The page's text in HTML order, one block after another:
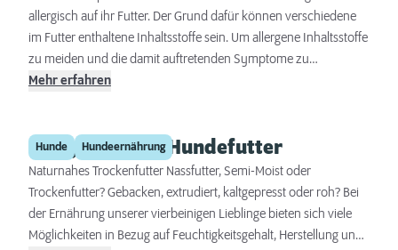
allergisch auf ihr Futter. Der Grund dafür können verschiedene
im Futter enthaltene Inhaltsstoffe sein. Um allergene Inhaltsstoffe
zu meiden und die damit auftretenden Symptome zu
unterbinden, bietet es sich an, hypoallergenes Hundefutter zu
Mehr erfahren
Hunde Hundeernährung
Kaltgepresstes Hundefutter
Naturnahes Trockenfutter Nassfutter, Semi-Moist oder
Trockenfutter? Gebacken, extrudiert, kaltgepresst oder roh? Bei
der Ernährung unserer vierbeinigen Lieblinge bieten sich viele
Möglichkeiten in Bezug auf Feuchtigkeitsgehalt, Herstellung und